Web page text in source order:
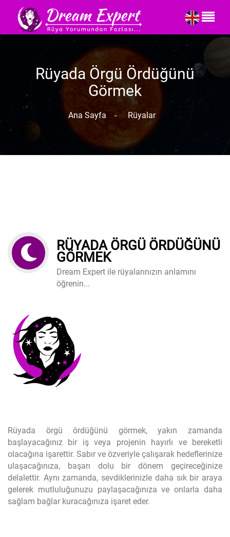
Rüyada Örgü Ördüğünü
Görmek
Ana Sayfa - Rüyalar
RÜYADA ÖRGÜ ÖRDÜĞÜNÜ
GÖRMEK
Dream Expert ile rüyalarınızın anlamını
öğrenin...
Rüyada örgü ördüğünü görmek, yakın zamanda
başlayacağınız bir iş veya projenin hayırlı ve bereketli
olacağına işarettir. Sabır ve özveriyle çalışarak hedeflerinize
ulaşacağınıza, başarı dolu bir dönem geçireceğinize
delalettir. Aynı zamanda, sevdiklerinizle daha sık bir araya
gelerek mutluluğunuzu paylaşacağınıza ve onlarla daha
sağlam bağlar kuracağınıza işaret eder.